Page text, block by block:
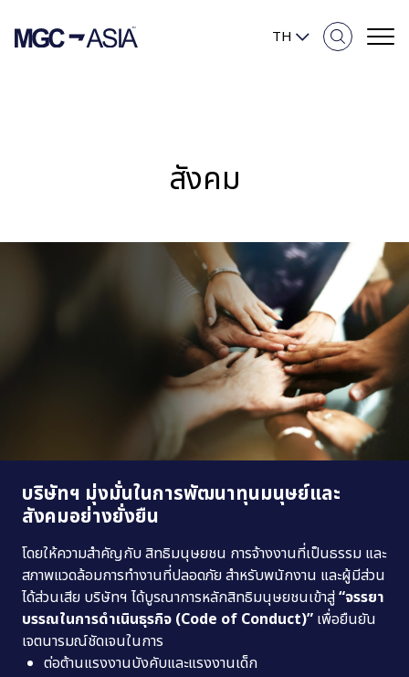
TH
การกำกับดูแลกิจการและเศรษฐกิจ
รายงานและการเปิดเผยข้อมูล
การดำเนินการด้านความยั่งยืน
รางวัลด้านความยั่งยืน
ไปที่หน้าเว็บไซต์หลัก
สังคม
บริษัทฯ มุ่งมั่นในการพัฒนาทุนมนุษย์และ
สังคมอย่างยั่งยืน
โดยให้ความสำคัญกับ สิทธิมนุษยชน การจ้างงานที่เป็นธรรม และ
สภาพแวดล้อมการทำงานที่ปลอดภัย สำหรับพนักงาน และผู้มีส่วน
ได้ส่วนเสีย บริษัทฯ ได้บูรณาการหลักสิทธิมนุษยชนเข้าสู่“จรรยา
บรรณในการดำเนินธุรกิจ (Code of Conduct)” เพื่อยืนยัน
เจตนารมณ์ชัดเจนในการ
ต่อต้านแรงงานบังคับและแรงงานเด็ก